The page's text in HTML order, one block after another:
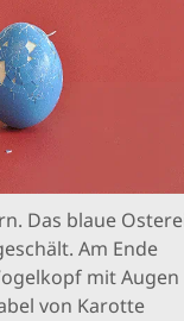
Das blaue
Am Ende
mit Augen
von Karotte